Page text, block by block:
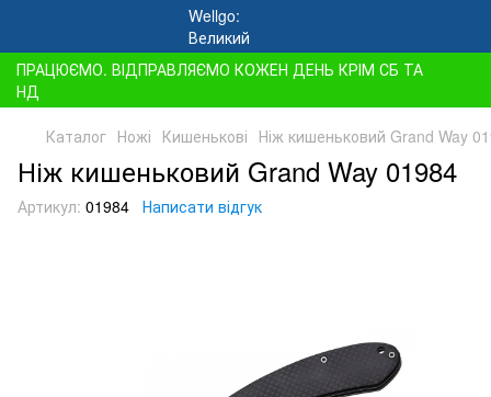
ПРАЦЮЄМО. ВІДПРАВЛЯЄМО КОЖЕН ДЕНЬ КРІМ СБ ТА
НД
Каталог Ножі Кишенькові Ніж кишеньковий Grand Way
Ніж кишеньковий Grand Way 01984
Артикул: 01984 Написати відгук